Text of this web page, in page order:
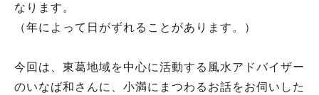
なります。
（年によって日がずれることがあります。）
今回は、東葛地域を中心に活動する風水アドバイザー
のいなば和さんに、小満にまつわるお話をお伺いした